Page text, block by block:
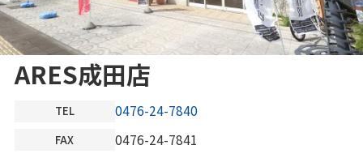
ARES成田店
TEL 0476-24-7840
FAX 0476-24-7841